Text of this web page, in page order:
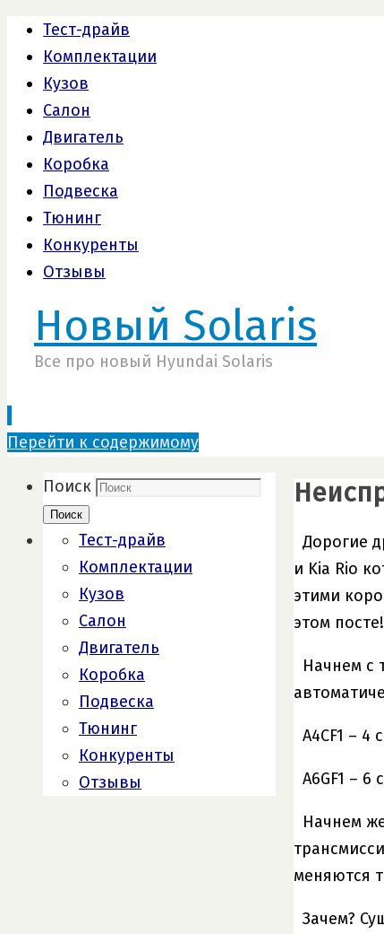
Тест-драйв
Комплектации
Кузов
Салон
Двигатель
Коробка
Подвеска
Тюнинг
Конкуренты
Отзывы
Новый Solaris
Все про новый Hyundai Solaris
Перейти к содержимому
Дорогие
и Kia Rio
этими
этом посте!
Начнем с
A4CF1 –
A6GF1 –
Начнем
меняются
Зачем?
Поиск
Поиск
Тест-драйв
Комплектации
Кузов
Салон
Двигатель
Коробка
Подвеска
Тюнинг
Конкуренты
Отзывы